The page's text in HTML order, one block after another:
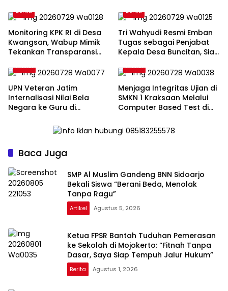
Berita
Monitoring KPK RI di Desa
Kwangsan, Wabup Mimik
Tekankan Transparansi
Berita
Tri Wahyudi Resmi Emban
Tugas sebagai Penjabat
Kepala Desa Buncitan, Siap
Pembangunan
Artikel
UPN Veteran Jatim
Internalisasi Nilai Bela
Negara ke Guru di
Artikel
Menjaga Integritas Ujian di
SMKN 1 Kraksaan Melalui
Computer Based Test di
Baca Juga
SMP Al Muslim Gandeng BNN Sidoarjo
Bekali Siswa “Berani Beda, Menolak
Tanpa Ragu”
Artikel Agustus 5, 2026
Ketua FPSR Bantah Tuduhan Pemerasan
ke Sekolah di Mojokerto: “Fitnah Tanpa
Dasar, Saya Siap Tempuh Jalur Hukum”
Berita Agustus 1, 2026